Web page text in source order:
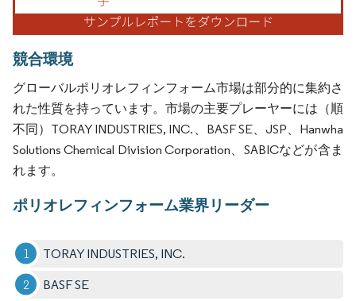
競合環境
グローバルポリオレフィンフォーム市場は部分的に集約さ
れた性質を持っています。市場の主要プレーヤーには（順
不同）TORAY INDUSTRIES, INC.、BASF SE、JSP、Hanwha
Solutions Chemical Division Corporation、SABICなどが含ま
れます。
ポリオレフィンフォーム業界リーダー
TORAY INDUSTRIES, INC.
BASF SE